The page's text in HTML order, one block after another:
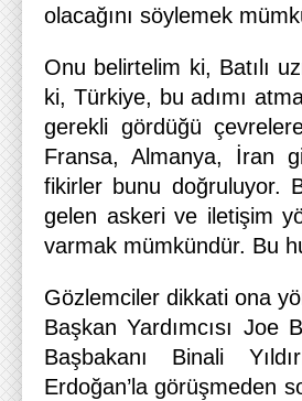
olacağını söylemek
Onu belirtelim ki, Batılı
ki, Türkiye, bu adımı
gerekli gördüğü
Fransa, Almanya, İran
fikirler bunu doğruluyor.
gelen askeri ve iletişim
varmak mümkündür. Bu
Gözlemciler dikkati ona
Başkan Yardımcısı Joe
Başbakanı Binali
Erdoğan’la görüşmeden